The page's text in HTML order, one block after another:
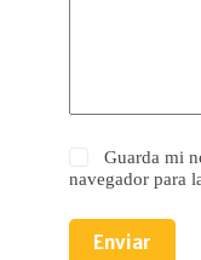
Guarda mi
navegador para
Enviar